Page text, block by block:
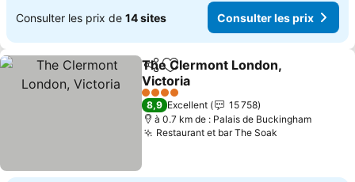
Consulter les prix de 14 sites Consulter les prix
PartagerAjouter à mes favoris
The Clermont London,
Victoria
Consulter les prix
4 Étoiles
8,9 Excellent
15 758
à 0.7 km de : Palais de Buckingham
Restaurant et bar The Soak